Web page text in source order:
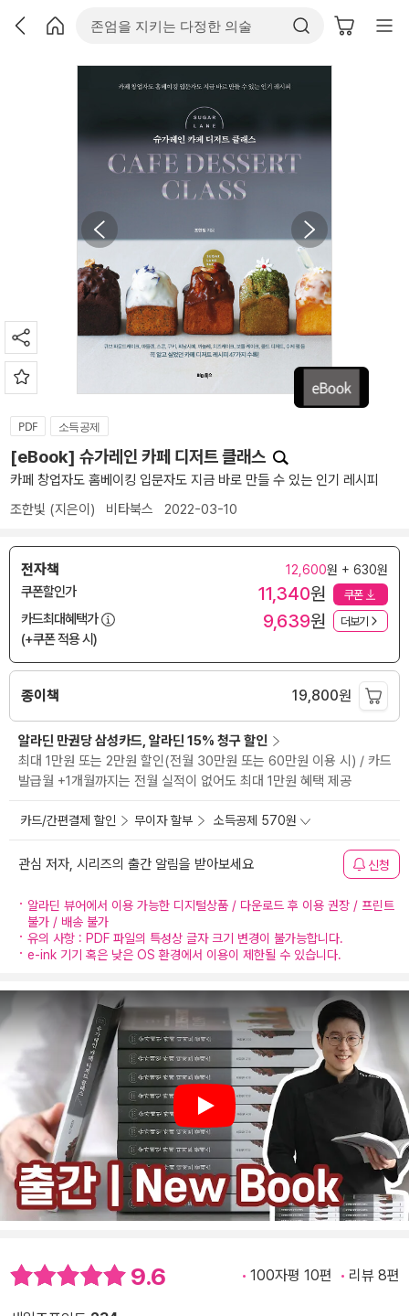
PDF 소득공제
[eBook] 슈가레인 카페 디저트 클래스
카페 창업자도 홈베이킹 입문자도 지금 바로 만들 수 있는 인기 레시피
조한빛 (지은이) 비타북스 2022-03-10
전자책 12,600원 + 630원
쿠폰할인가 11,340원 쿠폰
카드최대혜택가
(+쿠폰 적용 시)
9,639원 더보기
종이책 19,800원
알라딘 만권당 삼성카드, 알라딘 15% 청구 할인
최대 1만원 또는 2만원 할인(전월 30만원 또는 60만원 이용 시) / 카드
발급월 +1개월까지는 전월 실적이 없어도 최대 1만원 혜택 제공
카드/간편결제 할인 무이자 할부 소득공제 570원
관심 저자, 시리즈의 출간 알림을 받아보세요 신청
알라딘 뷰어에서 이용 가능한 디지털상품 / 다운로드 후 이용 권장 / 프린트
불가 / 배송 불가
유의 사항 : PDF 파일의 특성상 글자 크기 변경이 불가능합니다.
e-ink 기기 혹은 낮은 OS 환경에서 이용이 제한될 수 있습니다.
Play
9.6 100자평 10편 리뷰 8편